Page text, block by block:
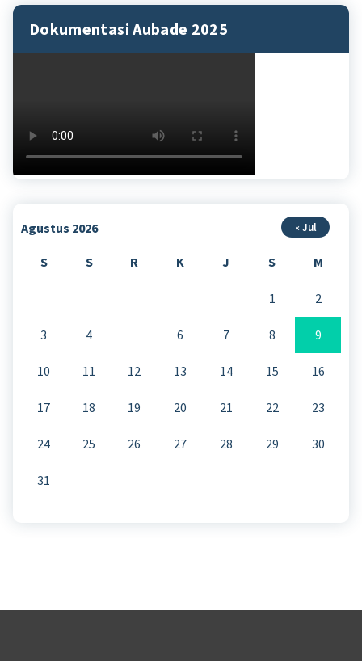
Dokumentasi Aubade 2025
Agustus 2026
S S R K J S M
1 2
3 4 6 7 8 9
10 11 12 13 14 15 16
17 18 19 20 21 22 23
24 25 26 27 28 29 30
31
« Jul